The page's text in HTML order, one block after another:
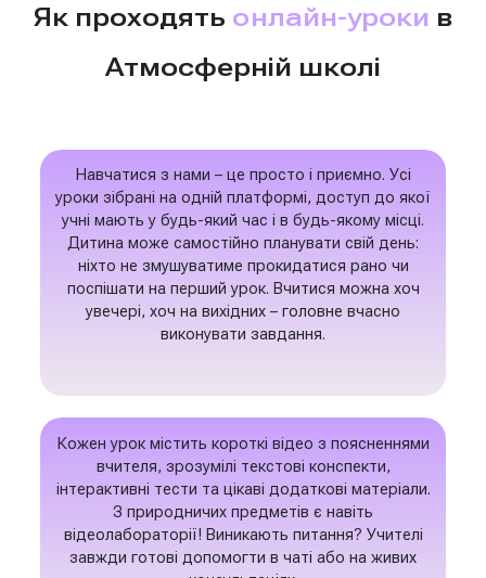
Як проходять онлайн-уроки в
Атмосферній школі
Навчатися з нами – це просто і приємно. Усі
уроки зібрані на одній платформі, доступ до якої
учні мають у будь-який час і в будь-якому місці.
Дитина може самостійно планувати свій день:
ніхто не змушуватиме прокидатися рано чи
поспішати на перший урок. Вчитися можна хоч
увечері, хоч на вихідних – головне вчасно
виконувати завдання.
Кожен урок містить короткі відео з поясненнями
вчителя, зрозумілі текстові конспекти,
інтерактивні тести та цікаві додаткові матеріали.
З природничих предметів є навіть
відеолабораторії! Виникають питання? Учителі
завжди готові допомогти в чаті або на живих